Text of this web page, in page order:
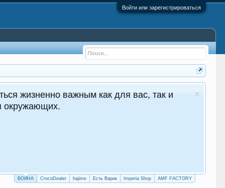
Войти или зарегистрироваться
жизненно важным как для вас, так и
окружающих.
ВОЙНА CrocoDealer hajime Есть Варик Imperia Shop AMF FACTORY